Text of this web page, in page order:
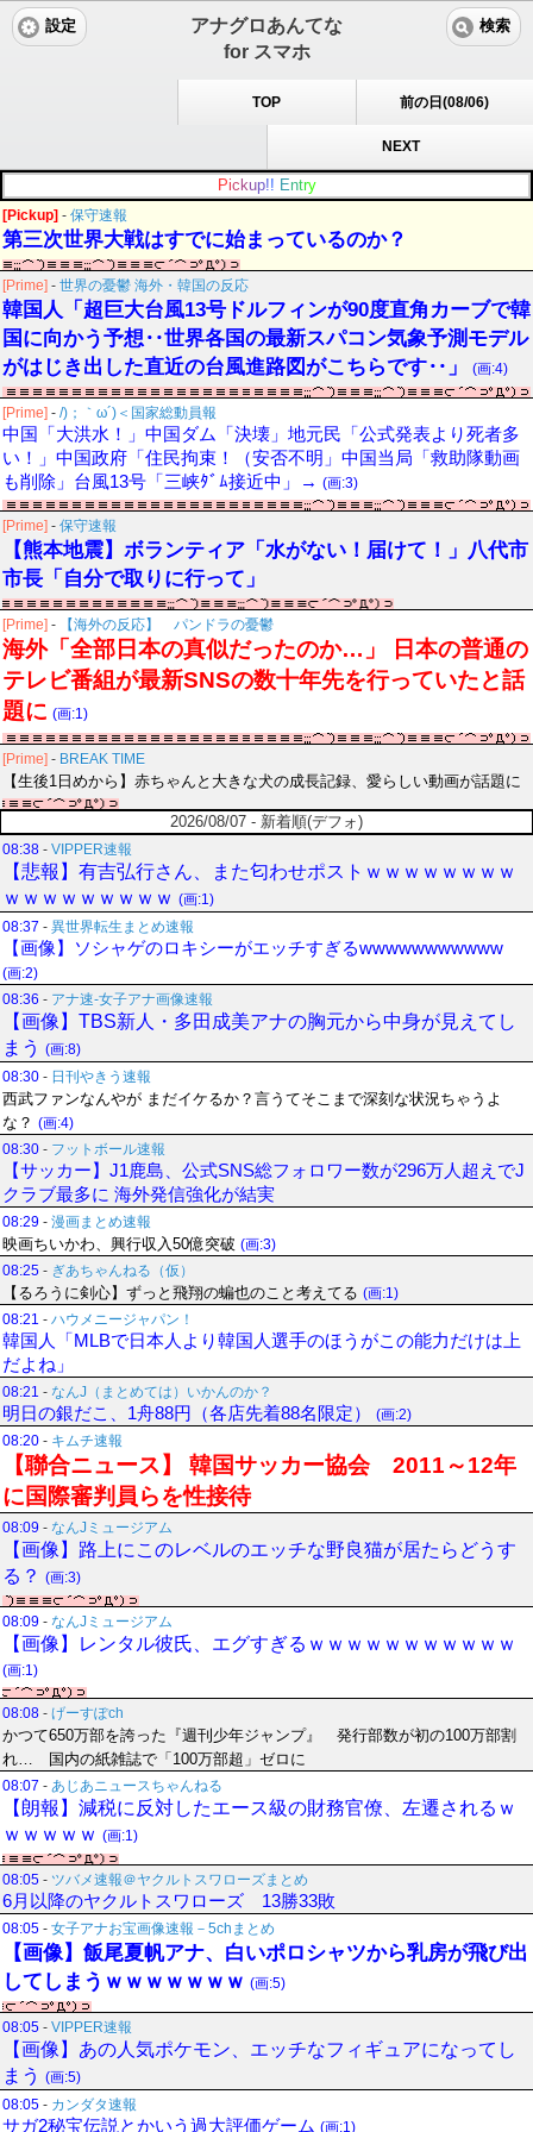
アナグロあんてな
for スマホ
設定 検索
TOP 前の日(08/06)
NEXT
Pic kup!! Entry
[Pickup] - 保守速報
第三次世界大戦はすでに始まっているのか？
[Prime] - 世界の憂鬱 海外・韓国の反応
韓国人「超巨大台風13号ドルフィンが90度直角カーブで韓
国に向かう予想‥世界各国の最新スパコン気象予測モデル
がはじき出した直近の台風進路図がこちらです‥」
(画:4)
[Prime] - /)；｀ω´)＜国家総動員報
中国「大洪水！」中国ダム「決壊」地元民「公式発表より死者多
い！」中国政府「住民拘束！（安否不明」中国当局「救助隊動画
も削除」台風13号「三峡ﾀﾞﾑ接近中」→ (画:3)
[Prime] - 保守速報
【熊本地震】ボランティア「水がない！届けて！」八代市
市長「自分で取りに行って」
[Prime] - 【海外の反応】 パンドラの憂鬱
海外「全部日本の真似だったのか…」 日本の普通の
テレビ番組が最新SNSの数十年先を行っていたと話
題に (画:1)
[Prime] - BREAK TIME
【生後1日めから】赤ちゃんと大きな犬の成長記録、愛らしい動画が話題に
2026/08/07 - 新着順(デフォ)
08:38 - VIPPER速報
【悲報】有吉弘行さん、また匂わせポストｗｗｗｗｗｗｗｗ
ｗｗｗｗｗｗｗｗｗ (画:1)
08:37 - 異世界転生まとめ速報
【画像】ソシャゲのロキシーがエッチすぎるwwwwwwwwwww
(画:2)
08:36 - アナ速‐女子アナ画像速報
【画像】TBS新人・多田成美アナの胸元から中身が見えてし
まう (画:8)
08:30 - 日刊やきう速報
西武ファンなんやが まだイケるか？言うてそこまで深刻な状況ちゃうよ
な？ (画:4)
08:30 - フットボール速報
【サッカー】J1鹿島、公式SNS総フォロワー数が296万人超えでJ
クラブ最多に 海外発信強化が結実
08:29 - 漫画まとめ速報
映画ちいかわ、興行収入50億突破 (画:3)
08:25 - ぎあちゃんねる（仮）
【るろうに剣心】ずっと飛翔の蝙也のこと考えてる (画:1)
08:21 - ハウメニージャパン！
韓国人「MLBで日本人より韓国人選手のほうがこの能力だけは上
だよね」
08:21 - なんJ（まとめては）いかんのか？
明日の銀だこ、1舟88円（各店先着88名限定）
(画:2)
08:20 - キムチ速報
【聯合ニュース】 韓国サッカー協会 2011～12年
に国際審判員らを性接待
08:09 - なんJミュージアム
【画像】路上にこのレベルのエッチな野良猫が居たらどうす
る？ (画:3)
08:09 - なんJミュージアム
【画像】レンタル彼氏、エグすぎるｗｗｗｗｗｗｗｗｗｗｗ
(画:1)
08:08 - げーすぽch
かつて650万部を誇った『週刊少年ジャンプ』 発行部数が初の100万部割
れ… 国内の紙雑誌で「100万部超」ゼロに
08:07 - あじあニュースちゃんねる
【朗報】減税に反対したエース級の財務官僚、左遷されるｗ
ｗｗｗｗｗ (画:1)
08:05 - ツバメ速報＠ヤクルトスワローズまとめ
6月以降のヤクルトスワローズ 13勝33敗
08:05 - 女子アナお宝画像速報－5chまとめ
【画像】飯尾夏帆アナ、白いポロシャツから乳房が飛び出
してしまうｗｗｗｗｗｗｗ (画:5)
08:05 - VIPPER速報
【画像】あの人気ポケモン、エッチなフィギュアになってし
まう (画:5)
08:05 - カンダタ速報
サガ2秘宝伝説とかいう過大評価ゲーム (画:1)